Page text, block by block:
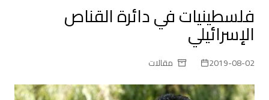
فلسطينيات في دائرة القناص
الإسرائيلي
2019-08-02 مقالات